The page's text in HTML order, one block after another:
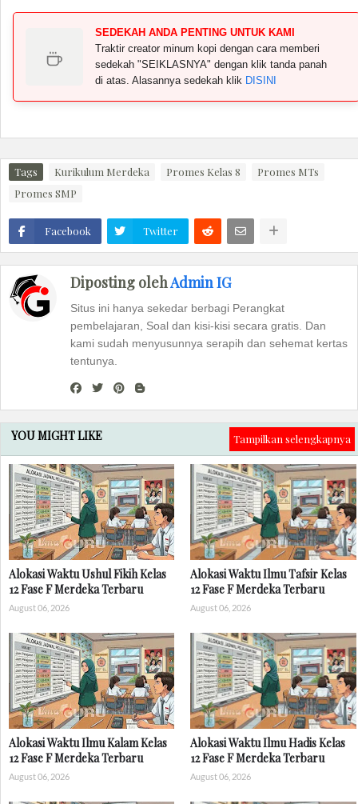
SEDEKAH ANDA PENTING UNTUK KAMI
Traktir creator minum kopi dengan cara memberi
sedekah "SEIKLASNYA" dengan klik tanda panah
di atas. Alasannya sedekah klik DISINI
Tags Kurikulum Merdeka Promes Kelas 8
Promes MTs
Promes SMP
Facebook Twitter
Diposting olehAdmin IG
Situs ini hanya sekedar berbagi Perangkat
pembelajaran, Soal dan kisi-kisi secara gratis. Dan
kami sudah menyusunnya serapih dan sehemat kertas
tentunya.
YOU MIGHT LIKE Tampilkan selengkapnya
Alokasi Waktu Ushul Fikih Kelas
12 Fase F Merdeka Terbaru
August 06, 2026
Alokasi Waktu Ilmu Tafsir Kelas
12 Fase F Merdeka Terbaru
August 06, 2026
Alokasi Waktu Ilmu Kalam Kelas
12 Fase F Merdeka Terbaru
August 06, 2026
Alokasi Waktu Ilmu Hadis Kelas
12 Fase F Merdeka Terbaru
August 06, 2026